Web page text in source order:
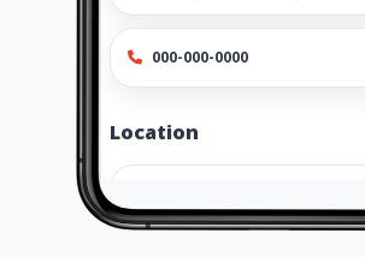
000-000-0000
Location